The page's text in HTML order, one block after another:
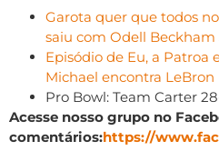
Garota quer que todos
saiu com Odell Beckham
Episódio de Eu, a Patroa
Michael encontra LeBron
Pro Bowl: Team Carter
Acesse nosso grupo no
comentários:https://